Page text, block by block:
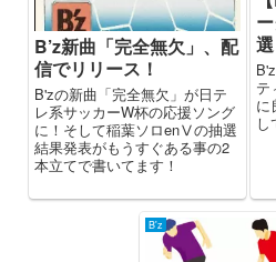
B’z新曲「完全無欠」、配
信でリリース！
B'zの新曲「完全無欠」が日テ
レ系サッカーW杯の応援ソング
に！そして稲葉ソロenⅤの抽選
結果発表がもうすぐある事の2
本立てで書いてます！
選
テ
に
し
B'z